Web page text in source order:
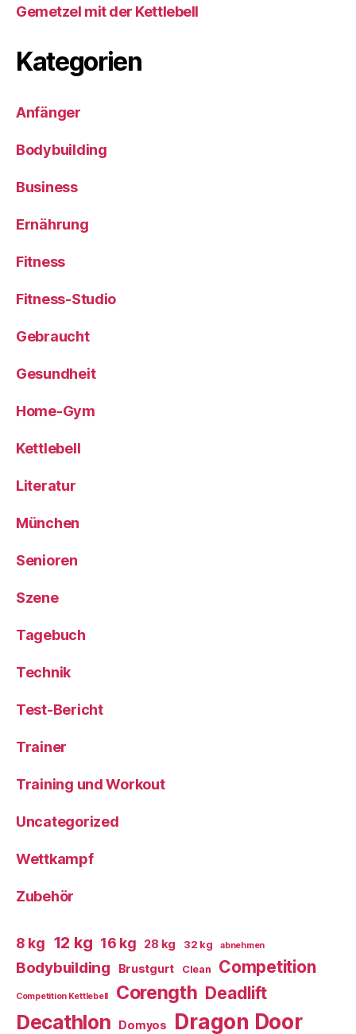
Gemetzel mit der Kettlebell
Kategorien
Anfänger
Bodybuilding
Business
Ernährung
Fitness
Fitness-Studio
Gebraucht
Gesundheit
Home-Gym
Kettlebell
Literatur
München
Senioren
Szene
Tagebuch
Technik
Test-Bericht
Trainer
Training und Workout
Uncategorized
Wettkampf
Zubehör
8 kg 12 kg 16 kg 28 kg 32 kg abnehmen
Bodybuilding Brustgurt Clean Competition
Competition Kettlebell Corength Deadlift
Decathlon Domyos Dragon Door